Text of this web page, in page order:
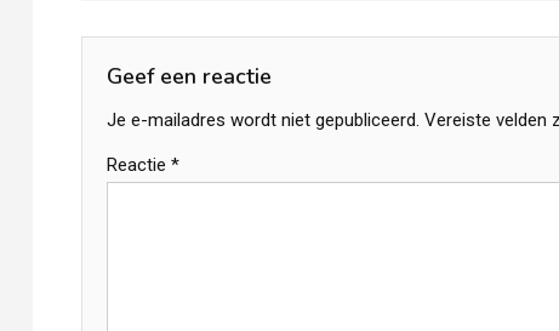
navigatie
Geef een reactie
Je e-mailadres wordt niet gepubliceerd. Vereiste velden
Reactie *